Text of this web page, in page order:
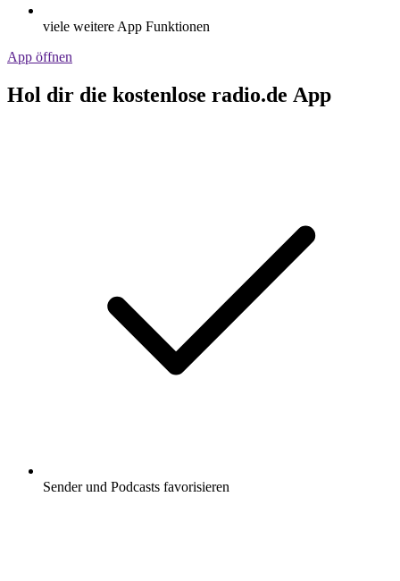
viele weitere App Funktionen
App öffnen
Hol dir die kostenlose radio.de App
Sender und Podcasts favorisieren